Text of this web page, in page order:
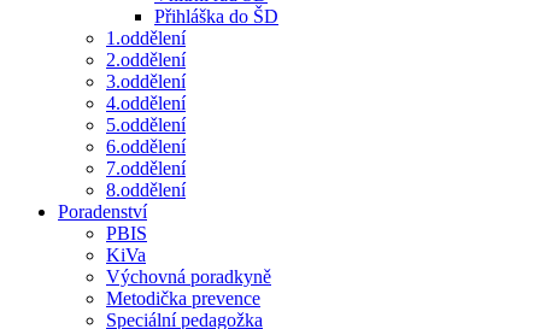
Přihláška do ŠD
1.oddělení
2.oddělení
3.oddělení
4.oddělení
5.oddělení
6.oddělení
7.oddělení
8.oddělení
Poradenství
PBIS
KiVa
Výchovná poradkyně
Metodička prevence
Speciální pedagožka